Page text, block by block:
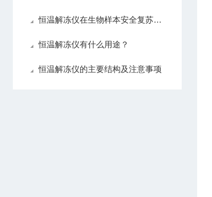
恒温解冻仪在生物样本安全复苏中的技术原理与应用
恒温解冻仪有什么用途？
恒温解冻仪的主要结构及注意事项